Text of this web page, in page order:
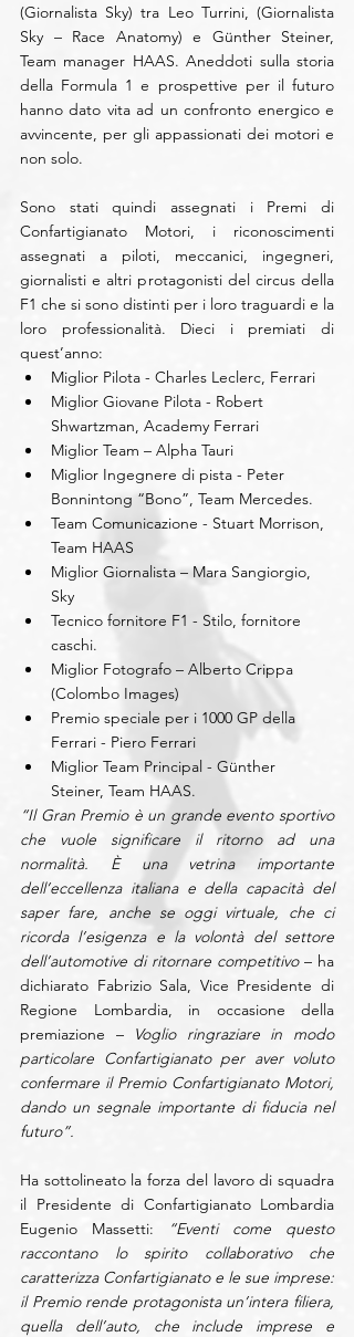
(Giornalista Sky) tra Leo Turrini, (Giornalista
Sky – Race Anatomy) e Günther Steiner,
Team manager HAAS. Aneddoti sulla storia
della Formula 1 e prospettive per il futuro
hanno dato vita ad un confronto energico e
avvincente, per gli appassionati dei motori e
non solo.
Sono stati quindi assegnati i Premi di
Confartigianato Motori, i riconoscimenti
assegnati a piloti, meccanici, ingegneri,
giornalisti e altri protagonisti del circus della
F1 che si sono distinti per i loro traguardi e la
loro professionalità. Dieci i premiati di
quest’anno:
Miglior Pilota - Charles Leclerc, Ferrari
Miglior Giovane Pilota - Robert
Shwartzman, Academy Ferrari
Miglior Team – Alpha Tauri
Miglior Ingegnere di pista - Peter
Bonnintong “Bono”, Team Mercedes.
Team Comunicazione - Stuart Morrison,
Team HAAS
Miglior Giornalista – Mara Sangiorgio,
Sky
Tecnico fornitore F1 - Stilo, fornitore
caschi.
Miglior Fotografo – Alberto Crippa
(Colombo Images)
Premio speciale per i 1000 GP della
Ferrari - Piero Ferrari
Miglior Team Principal - Günther
Steiner, Team HAAS.
“Il Gran Premio è un grande evento sportivo
che vuole significare il ritorno ad una
normalità. È una vetrina importante
dell’eccellenza italiana e della capacità del
saper fare, anche se oggi virtuale, che ci
ricorda l’esigenza e la volontà del settore
dell’automotive di ritornare competitivo – ha
dichiarato Fabrizio Sala, Vice Presidente di
Regione Lombardia, in occasione della
premiazione – Voglio ringraziare in modo
particolare Confartigianato per aver voluto
confermare il Premio Confartigianato Motori,
dando un segnale importante di fiducia nel
futuro”.
Ha sottolineato la forza del lavoro di squadra
il Presidente di Confartigianato Lombardia
Eugenio Massetti: “Eventi come questo
raccontano lo spirito collaborativo che
caratterizza Confartigianato e le sue imprese:
il Premio rende protagonista un’intera filiera,
quella dell’auto, che include imprese e